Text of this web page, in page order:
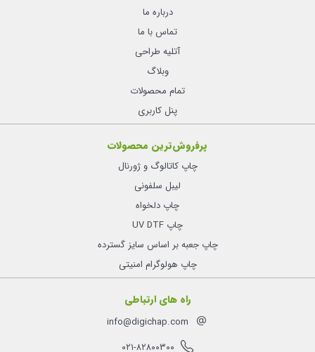
درباره ما
تماس با ما
آتلیه طراحی
وبلاگ
تمام محصولات
پنل کاربری
پرفروش‌ترین محصولات
چاپ کاتالوگ و ژورنال
لیبل سلفونی
چاپ دلخواه
چاپ UV DTF
چاپ جعبه بر اساس سایز گسترده
چاپ هولوگرام امنیتی
راه های ارتباطی